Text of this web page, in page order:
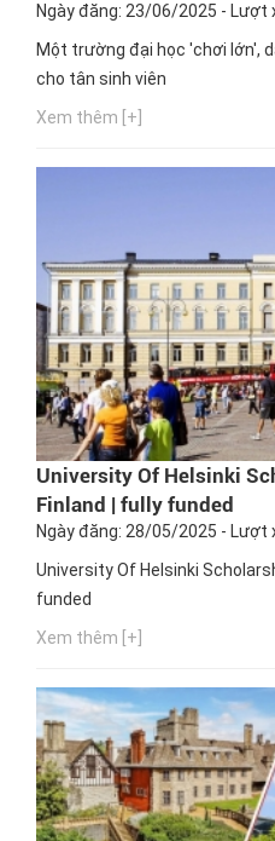
Ngày đăng: 23/06/2025 - Lượt
Một trường đại học 'chơi lớn',
cho tân sinh viên
Xem thêm [+]
University Of Helsinki
Finland | fully funded
Ngày đăng: 28/05/2025 - Lượt
University Of Helsinki
funded
Xem thêm [+]